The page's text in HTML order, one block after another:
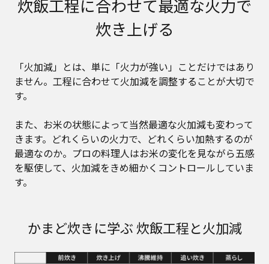
炊飯工程に合わせて最適な火力で
炊き上げる
「火加減」とは、単に「火力が強い」ことだけではあり
ません。工程に合わせて火加減を調整することが大切で
す。
また、お米の状態によって当然最適な火加減も変わって
きます。どれくらいの火力で、どれくらい加熱するのが
最適なのか。プロの料理人はお米の変化を見ながら五感
を駆使して、火加減をきめ細かくコントロールしていま
す。
かまど炊きに学ぶ 炊飯工程と火加減